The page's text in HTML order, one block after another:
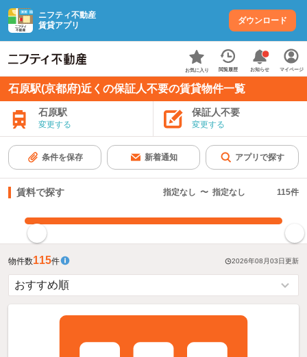
ニフティ不動産
賃貸アプリ
ダウンロード
お気に入り 閲覧履歴 お知らせ マイページ
石原駅(京都府)近くの保証人不要の賃貸物件一覧
石原駅
変更する
保証人不要
変更する
条件を保存 新着通知 アプリで探す
賃料で探す 指定なし 〜 指定なし 115件
物件数115件 2026年08月03日更新